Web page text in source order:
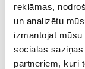
reklāmas,
un analizētu
izmantojat
sociālās
partneriem, kuri